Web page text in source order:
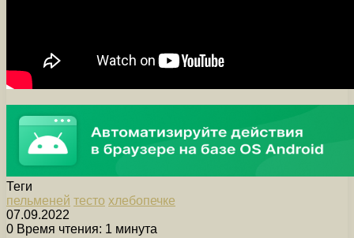
Теги
пельменей тесто хлебопечке
07.09.2022
0 Время чтения: 1 минута